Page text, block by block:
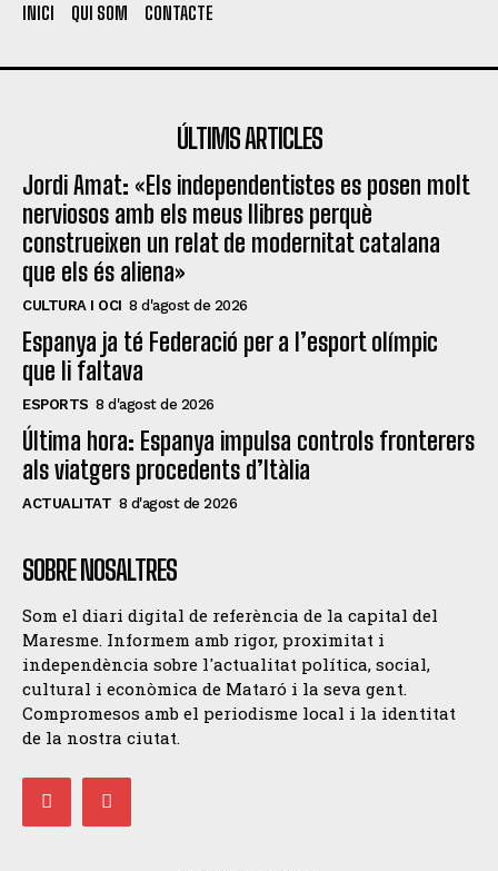
INICI QUI SOM CONTACTE
ÚLTIMS ARTICLES
Jordi Amat: «Els independentistes es posen molt
nerviosos amb els meus llibres perquè
construeixen un relat de modernitat catalana
que els és aliena»
CULTURA I OCI 8 d'agost de 2026
Espanya ja té Federació per a l’esport olímpic
que li faltava
ESPORTS 8 d'agost de 2026
Última hora: Espanya impulsa controls fronterers
als viatgers procedents d’Itàlia
ACTUALITAT 8 d'agost de 2026
SOBRE NOSALTRES
Som el diari digital de referència de la capital del
Maresme. Informem amb rigor, proximitat i
independència sobre l'actualitat política, social,
cultural i econòmica de Mataró i la seva gent.
Compromesos amb el periodisme local i la identitat
de la nostra ciutat.